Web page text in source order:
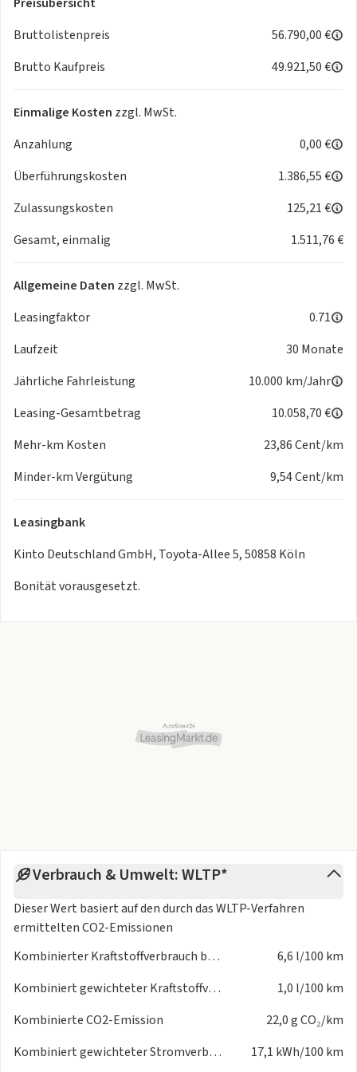
Angebot 2025-024023-449891 Seite 1/4
Anhängerstabilisierungskontrolle (TSC)
Toyota Enhanced Security System (TESS), mit zweitem
Spurverfolgungsassistent
Rückfahrassistent (RCTA)
Türverriegelung mit Kindersicherung hinten
Geschwindigkeitsbegrenzer
Spurhalteassistent (LDA, mit aktiver Lenkunterstützung)
Radfahrererkennung
Gurtwarnsystem hinten, optisch und akustisch
eCall Notrufsystem
Exterieur
Außenspiegel, in Wagenfarbe lackiert
Unterfahrschutz, vorn, silbern
Ausstiegsbeleuchtung, in Außenspiegel integriert
Heckklappe, elektrisch öffnend / schließend
Außenspiegel, elektrisch einklappbar
Außenspiegel, elektrisch einstellbar
Toter-Winkel-Warner (BSM)
Batterie & Laden
Onboard-Charger (6,6 kW)
Ladekabel (Haushalt, 230V Schuko, 10A)
Armaturenbrett mit Soft-touch Elementen
Hocheffizientes Wärmepumpensystem
Start-/Stop-Knopf
Angebot 2025-024023-449891 Seite 2/4
Fahrersitz, Längsverstellung elektrisch
Dachhimmel, schwarz
Lenkrad, beheizbar
3-Speichen Lederlenkrad
Pollenfilter
Kofferraumentriegelung per Funkfernbedienung
Bruttolistenpreis
56.790,00 €
Brutto Kaufpreis
49.921,50 €
Einmalige Kosten zzgl. MwSt.
Anzahlung
0,00 €
Überführungskosten
1.386,55 €
Zulassungskosten
125,21 €
Gesamt, einmalig
1.511,76 €
Allgemeine Daten zzgl. MwSt.
Leasingfaktor
0.71
Laufzeit
30 Monate
Jährliche Fahrleistung
10.000 km/Jahr
Leasing-Gesamtbetrag
10.058,70 €
Mehr-km Kosten
23,86 Cent/km
Minder-km Vergütung
9,54 Cent/km
Leasingbank
Kinto Deutschland GmbH, Toyota-Allee 5, 50858 Köln
Bonität vorausgesetzt.
Verbrauch & Umwelt: WLTP*
Dieser Wert basiert auf den durch dasWLTP-Verfahren
ermittelten CO2-Emissionen
Kombinierter Kraftstoffverbrauch bei entladener Batterie
6,6 l/100 km
Kombiniert gewichteter Kraftstoffverbrauch
1,0 l/100 km
Kombinierte CO2-Emission
22,0 g CO₂/km
Kombiniert gewichteter Stromverbrauch
17,1 kWh/100 km